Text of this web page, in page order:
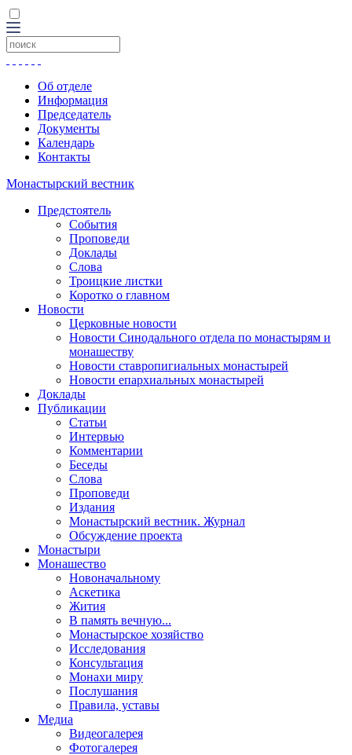
Об отделе
Информация
Председатель
Документы
Календарь
Контакты
Монастырский вестник
Предстоятель
События
Проповеди
Доклады
Слова
Троицкие листки
Коротко о главном
Новости
Церковные новости
Новости Синодального отдела по монастырям и
монашеству
Новости ставропигиальных монастырей
Новости епархиальных монастырей
Доклады
Публикации
Статьи
Интервью
Комментарии
Беседы
Слова
Проповеди
Издания
Монастырский вестник. Журнал
Обсуждение проекта
Монастыри
Монашество
Новоначальному
Аскетика
Жития
В память вечную...
Монастырское хозяйство
Исследования
Консультация
Монахи миру
Послушания
Правила, уставы
Медиа
Видеогалерея
Фотогалерея